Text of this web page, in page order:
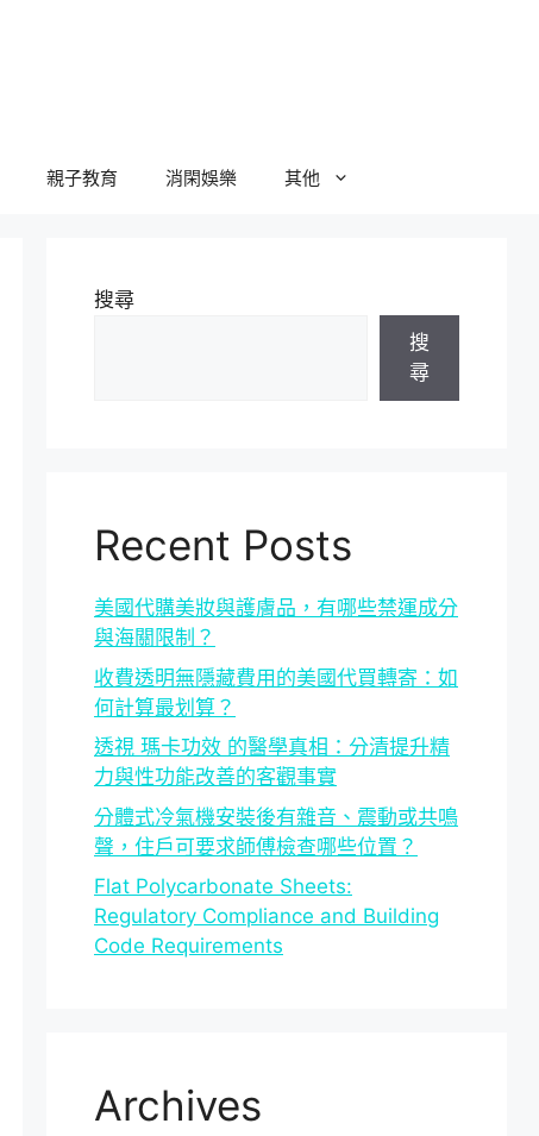
親子教育 消閑娛樂 其他
搜尋
搜
尋
Recent Posts
美國代購美妝與護膚品，有哪些禁運成分
與海關限制？
收費透明無隱藏費用的美國代買轉寄：如
何計算最划算？
透視 瑪卡功效 的醫學真相：分清提升精
力與性功能改善的客觀事實
分體式冷氣機安裝後有雜音、震動或共鳴
聲，住戶可要求師傅檢查哪些位置？
Flat Polycarbonate Sheets:
Regulatory Compliance and Building
Code Requirements
Archives